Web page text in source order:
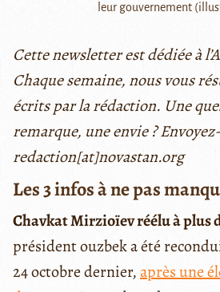
leur gouvernement
Cette newsletter est dédiée à
Chaque semaine, nous vous
écrits par la rédaction. Une
remarque, une envie ?
redaction[at]novastan.org
Les 3 infos à ne pas
Chavkat Mirzioïev réélu à plus
président ouzbek a été
24 octobre dernier,après une